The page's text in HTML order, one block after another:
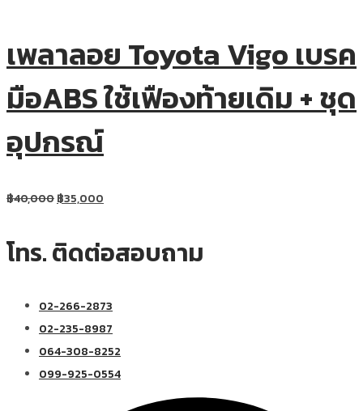
เพลาลอย Toyota Vigo เบรค
มือABS ใช้เฟืองท้ายเดิม + ชุด
อุปกรณ์
฿40,000฿35,000
โทร. ติดต่อสอบถาม
02-266-2873
02-235-8987
064-308-8252
099-925-0554